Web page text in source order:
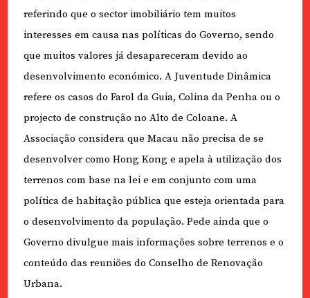
referindo que o sector imobiliário tem muitos
interesses em causa nas políticas do Governo, sendo
que muitos valores já desapareceram devido ao
desenvolvimento económico. A Juventude Dinâmica
refere os casos do Farol da Guia, Colina da Penha ou o
projecto de construção no Alto de Coloane. A
Associação considera que Macau não precisa de se
desenvolver como Hong Kong e apela à utilização dos
terrenos com base na lei e em conjunto com uma
política de habitação pública que esteja orientada para
o desenvolvimento da população. Pede ainda que o
Governo divulgue mais informações sobre terrenos e o
conteúdo das reuniões do Conselho de Renovação
Urbana.